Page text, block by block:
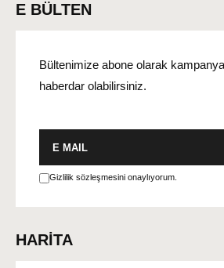
E BÜLTEN
Bültenimize abone olarak
haberdar olabilirsiniz.
Gizlilik sözleşmesini onaylıyorum.
HARİTA